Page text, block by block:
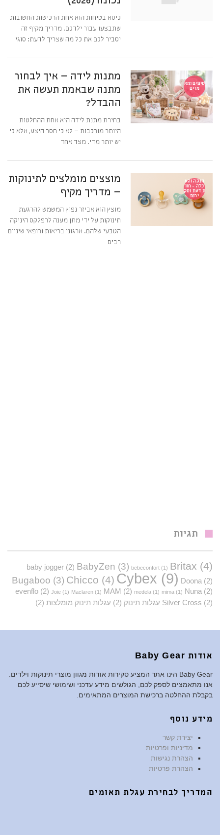
כיסא בטיחות הוא אחת הרכישות החשובות
שתבצעו עבור ילדכם. מדריך מקיף זה
יסביר לכם את כל מה שצריך לדעת: סוגי
טיפים ומא
מרים
מתנות לידה – איך לבחור
מתנה שבאמת תעשה את
ההבדל?
בחירת מתנת לידה היא אחת ההחלטות
היותר מורכבות – לא כי חסר היצע, אלא כי
יש יותר מדי. מצד אחד
הנקה והא
כלה - חוו
ת דעת וסק
ירות
מוצצים מומלצים לתינוקות
– מדריך מקיף
מוצץ הוא אביזר נפוץ המשמש להרגעת
תינוקות על ידי מתן מענה לרפלקס היניקה
הטבעי שלהם. ארגוני בריאות ורופאי שיניים
רבים
תגיות
baby jogger (2) BabyZen (3) bebeconfort (1) Britax (4)
Bugaboo (3) Chicco (4) Cybex (9) Doona (2)
evenflo (2) Joie (1) Maclaren (1) MAM (2) medela (1) mima (1) Nuna (2)
Silver Cross (2) עגלות תינוק (2) עגלות תינוק מומלצות (2)
אודות Baby Gear
Baby Gear הינו אתר המציע סקירות אודות מגוון מוצרי תינוקות וילדים.
אנו מתאמצים לספק לכם, הגולשים מידע עדכני ושימושי שיסייע לכם
בקבלת ההחלטה ברכישת המוצרים המתאימים.
מידע נוסף
יצירת קשר
מדיניות ופרטיות
הצהרת נגישות
הצהרת פרטיות
המדריך לבחירת עגלת תאומים